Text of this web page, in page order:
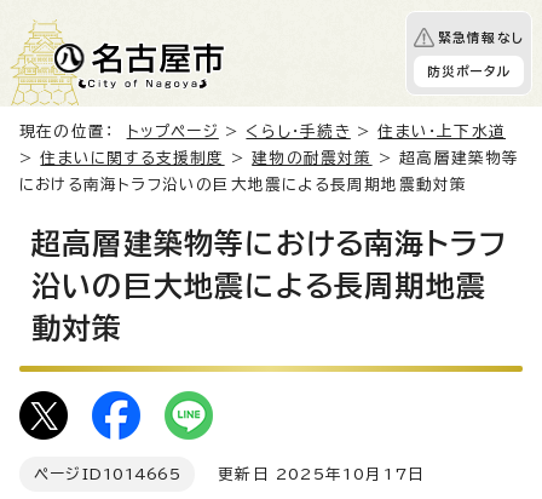
緊急情報なし
防災ポータル
現在の位置： トップページ > くらし・手続き >住まい・上下水道
>住まいに関する支援制度 >建物の耐震対策
> 超高層建築物等
における南海トラフ沿いの巨大地震による長周期地震動対策
超高層建築物等における南海トラフ
沿いの巨大地震による長周期地震
動対策
ページID 1014665 更新日 2025年10月17日